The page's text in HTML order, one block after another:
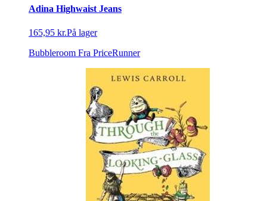
Adina Highwaist Jeans
165,95 kr.På lager
Bubbleroom Fra PriceRunner